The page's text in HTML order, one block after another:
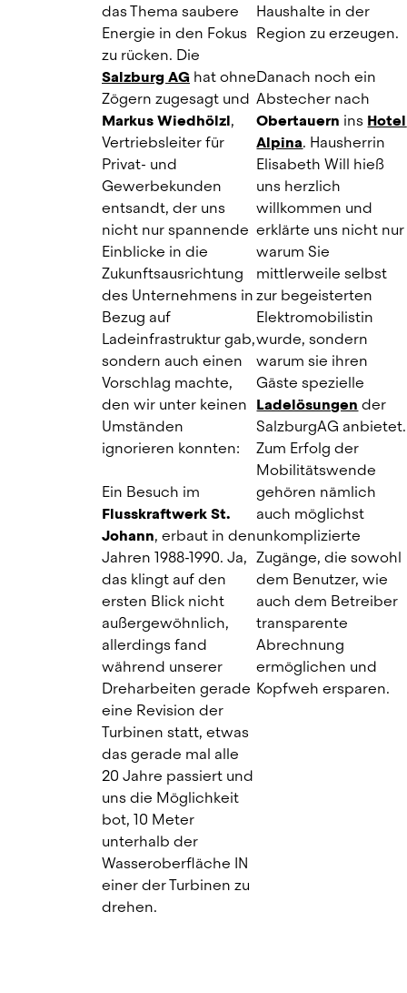
das Thema saubere
Energie in den Fokus
Salzburg AG hat ohne
Markus Wiedhölzl,
Vertriebsleiter für
Privat- und
Gewerbekunden
entsandt, der uns
nicht nur spannende
Einblicke in die
Zukunftsausrichtung
des Unternehmens in
Bezug auf
Ladeinfrastruktur gab,
sondern auch einen
Vorschlag machte,
den wir unter keinen
Umständen
ignorieren konnten:
Ein Besuch im
Flusskraftwerk St.
Johann, erbaut in den
Jahren 1988-1990. Ja,
das klingt auf den
ersten Blick nicht
außergewöhnlich,
allerdings fand
während unserer
Dreharbeiten gerade
eine Revision der
Turbinen statt, etwas
das gerade mal alle
20 Jahre passiert und
uns die Möglichkeit
bot, 10 Meter
unterhalb der
Wasseroberfläche IN
einer der Turbinen zu
drehen.
Haushalte in der
Region zu erzeugen.
Danach noch ein
Abstecher nach
Obertauern ins Hotel
Alpina. Hausherrin
Elisabeth Will hieß
uns herzlich
willkommen und
erklärte uns nicht nur
warum Sie
mittlerweile selbst
zur begeisterten
Elektromobilistin
wurde, sondern
warum sie ihren
Gäste spezielle
Ladelösungen der
SalzburgAG anbietet.
Zum Erfolg der
Mobilitätswende
gehören nämlich
auch möglichst
unkomplizierte
Zugänge, die sowohl
dem Benutzer, wie
auch dem Betreiber
transparente
Abrechnung
ermöglichen und
Kopfweh ersparen.